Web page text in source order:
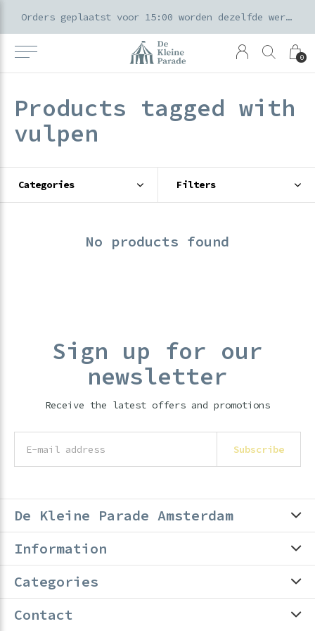
0
Orders geplaatst voor 15:00 worden dezelfde werkdag verzonden
Products tagged with
vulpen
Categories Filters
No products found
Sign up for our
newsletter
Receive the latest offers and promotions
Subscribe
De Kleine Parade Amsterdam
Information
Categories
Contact